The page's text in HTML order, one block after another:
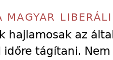
MAGYAR
hajlamosak az
időre tágítani.